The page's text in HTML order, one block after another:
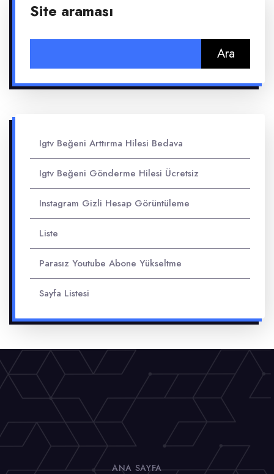
Site araması
Igtv Beğeni Arttırma Hilesi Bedava
Igtv Beğeni Gönderme Hilesi Ücretsiz
Instagram Gizli Hesap Görüntüleme
Liste
Parasız Youtube Abone Yükseltme
Sayfa Listesi
ANA SAYFA